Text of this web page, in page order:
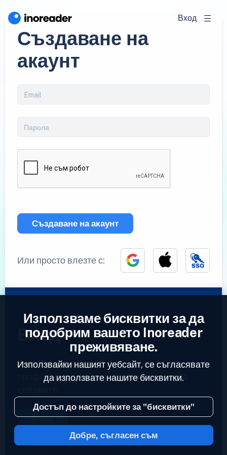
Вход
Създаване на
акаунт
Създаване на акаунт
Или просто влезте с:
Вход
Вече имате акаунт?Въведете вашият
профил за да достъпите емисиите които
Вход
2023 © Inoreader
Използваме бисквитки за да
подобрим вашето Inoreader
преживяване.
Използвайки нашият уебсайт, се съгласявате
да използвате нашите бисквитки.
Достъп до настройките за "бисквитки"
Добре, съгласен съм